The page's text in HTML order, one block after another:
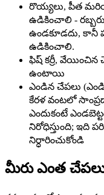
రొయ్యలు, పీత
ఉడికించాలి -
ఉండకూడదు, కానీ
ఉడికించాలి.
ఫిష్ కర్రీ,
ఉంటాయి
ఎండిన చేపలు
కేరళ వంటలో
ఎందుకంటే
నిరోధిస్తుంది; ఇది
నిర్ధారించుకోండి
మీరు ఎంత